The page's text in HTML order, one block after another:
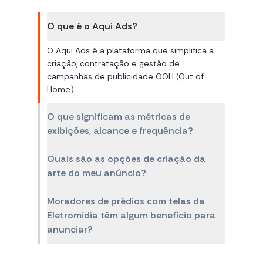
O que é o Aqui Ads?
O Aqui Ads é a plataforma que simplifica a
criação, contratação e gestão de
campanhas de publicidade OOH (Out of
Home).
O que significam as métricas de
exibições, alcance e frequência?
Quais são as opções de criação da
arte do meu anúncio?
Moradores de prédios com telas da
Eletromidia têm algum benefício para
anunciar?